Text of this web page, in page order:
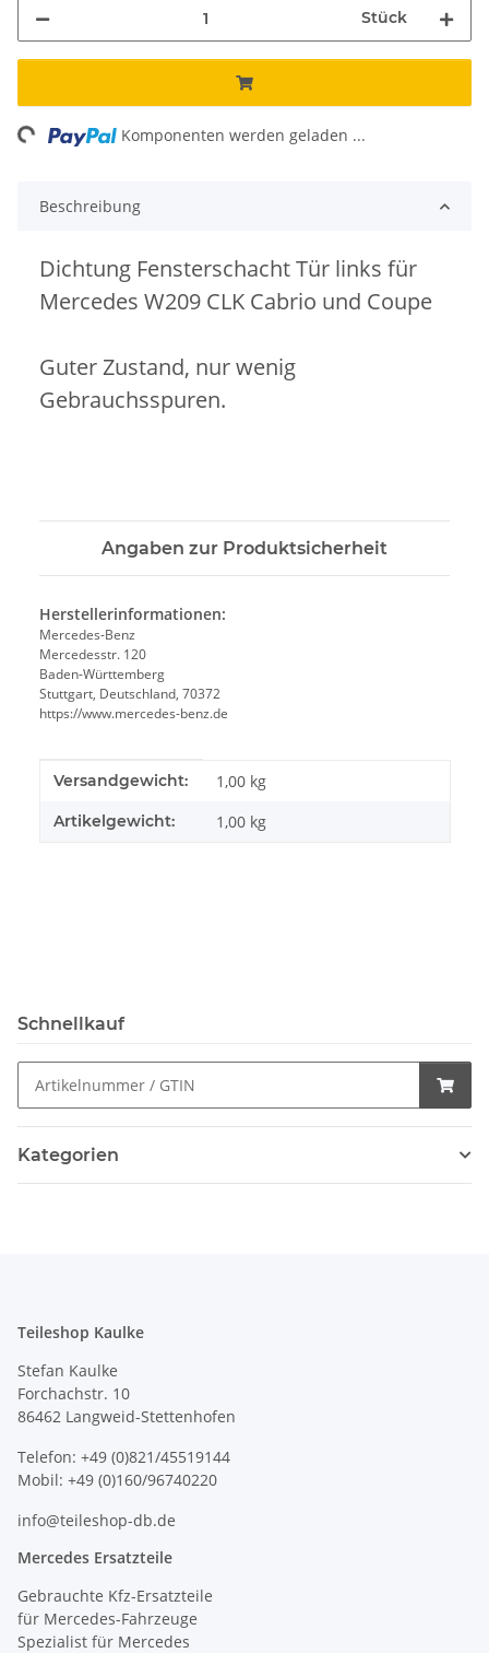
Stück
Komponenten werden geladen ...
Beschreibung
Dichtung Fensterschacht Tür links für
Mercedes W209 CLK Cabrio und Coupe
Guter Zustand, nur wenig
Gebrauchsspuren.
Angaben zur Produktsicherheit
Herstellerinformationen:
Mercedes-Benz
Mercedesstr. 120
Baden-Württemberg
Stuttgart, Deutschland, 70372
https://www.mercedes-benz.de
Produkteigenschaft
Wert
Versandgewicht: 1,00 kg
Artikelgewicht: 1,00 kg
Schnellkauf
Kategorien
Teileshop Kaulke
Stefan Kaulke
Forchachstr. 10
86462 Langweid-Stettenhofen
Telefon: +49 (0)821/45519144
Mobil: +49 (0)160/96740220
info@teileshop-db.de
Mercedes Ersatzteile
Gebrauchte Kfz-Ersatzteile
für Mercedes-Fahrzeuge
Spezialist für Mercedes